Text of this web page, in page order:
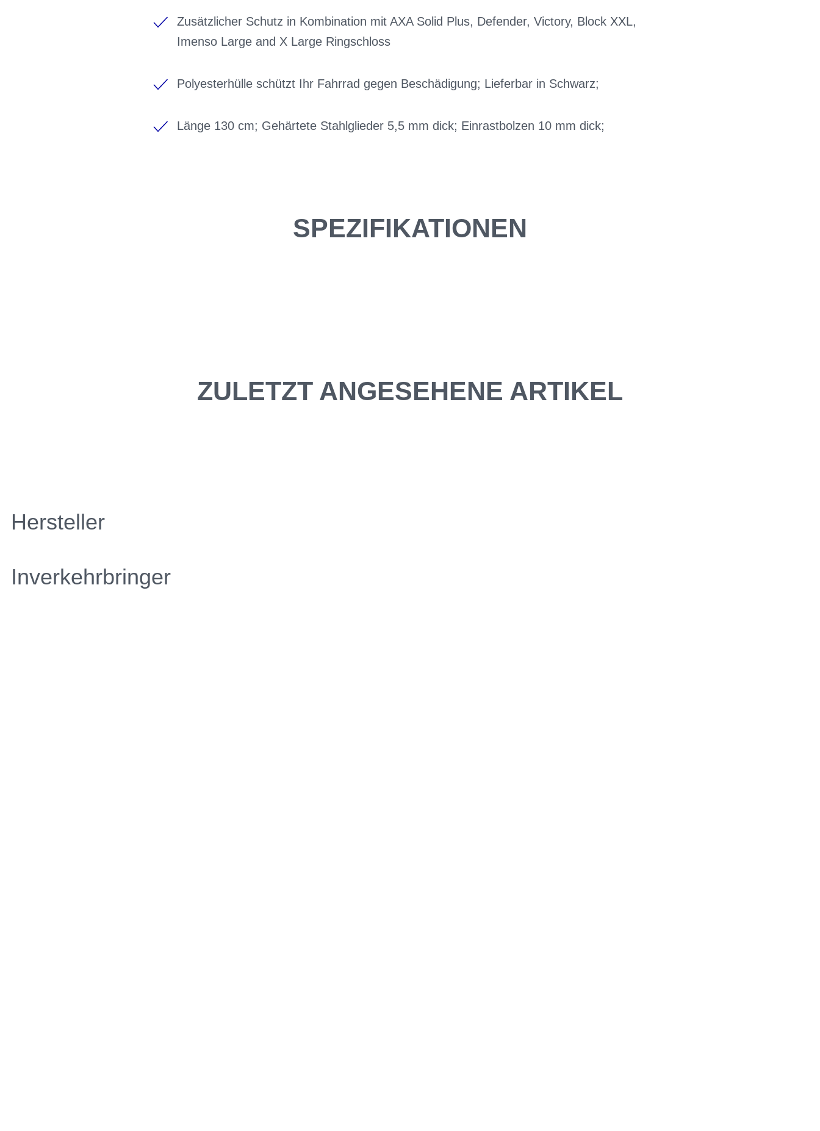
Zusätzlicher Schutz in Kombination mit AXA Solid Plus, Defender, Victory, Block XXL,
Imenso Large and X Large Ringschloss
Polyesterhülle schützt Ihr Fahrrad gegen Beschädigung; Lieferbar in Schwarz;
Länge 130 cm; Gehärtete Stahlglieder 5,5 mm dick; Einrastbolzen 10 mm dick;
SPEZIFIKATIONEN
ZULETZT ANGESEHENE ARTIKEL
Hersteller
Inverkehrbringer